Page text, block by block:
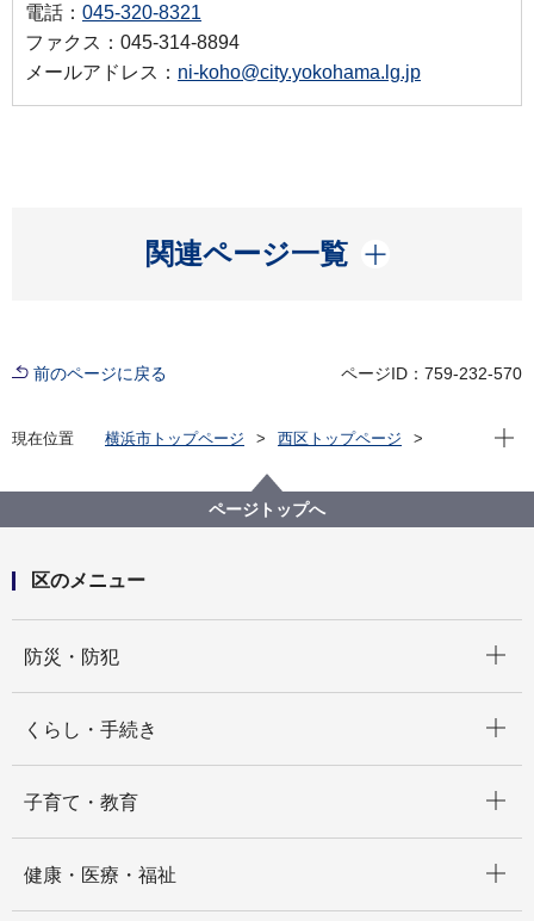
電話： 045-320-8321
ファクス：045-314-8894
メールアドレス： ni-koho@city.yokohama.lg.jp
関連ページ一覧
開く
前のページに戻る ページID：759-232-570
現在位置 横浜市トップページ
西区トップページ
温故知新！西区てくてくスケッチ
温故知新！西区てくてくスケッチ：第二十回 二代目横
浜駅遺構
現在
ページトップへ
区のメニュー
防災・防犯
くらし・手続き
子育て・教育
健康・医療・福祉